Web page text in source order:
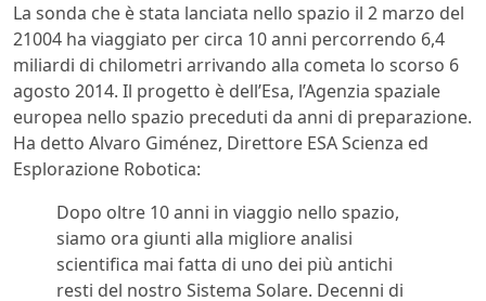
La sonda che è stata lanciata nello spazio il 2 marzo del
21004 ha viaggiato per circa 10 anni percorrendo 6,4
miliardi di chilometri arrivando alla cometa lo scorso 6
agosto 2014. Il progetto è dell’Esa, l’Agenzia spaziale
europea nello spazio preceduti da anni di preparazione.
Ha detto Alvaro Giménez, Direttore ESA Scienza ed
Esplorazione Robotica:
Dopo oltre 10 anni in viaggio nello spazio,
siamo ora giunti alla migliore analisi
scientifica mai fatta di uno dei più antichi
resti del nostro Sistema Solare. Decenni di